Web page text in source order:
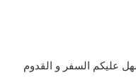
عليكم السفر و القدوم